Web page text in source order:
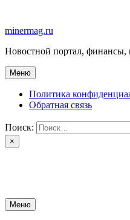
содержимому
minermag.ru
Новостной портал, финансы,
Меню
Политика
Обратная связь
Поиск:
×
Меню